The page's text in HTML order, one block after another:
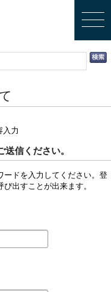
信ください。
ードを入力してください。登
出すことが出来ます。